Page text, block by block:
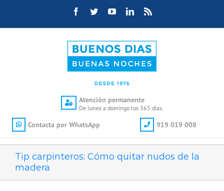
Facebook
TwitterYouTubeLinkedIn
Atención permanente
De lunes a domingo los 365 días.
Contacta por WhatsApp 919 019 008
Tip carpinteros: Cómo quitar nudos de la
madera